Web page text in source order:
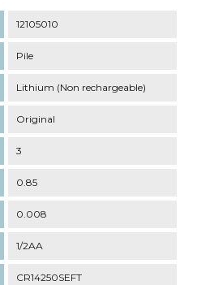
12105010
Pile
Lithium (Non rechargeable)
Original
3
0.85
0.008
1/2AA
CR14250SEFT